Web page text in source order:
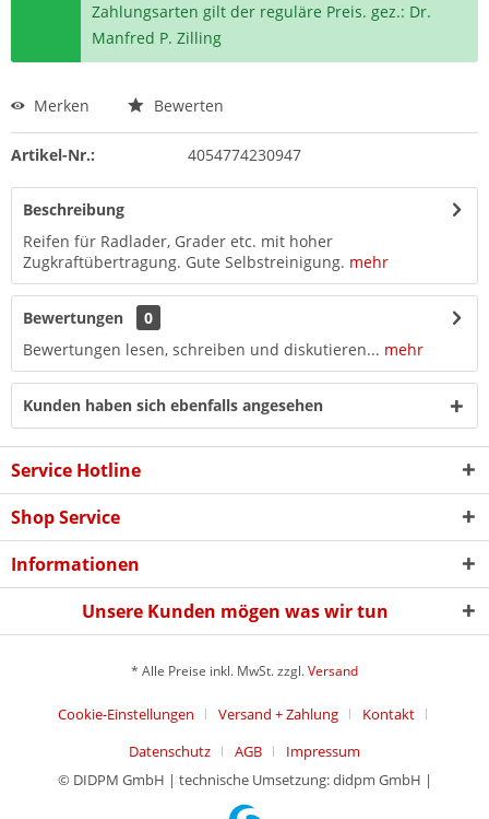
Zahlungsarten gilt der reguläre Preis. gez.: Dr.
Manfred P. Zilling
Merken Bewerten
Artikel-Nr.: 4054774230947
Beschreibung
Reifen für Radlader, Grader etc. mit hoher
Zugkraftübertragung. Gute Selbstreinigung. mehr
Bewertungen
0
Bewertungen lesen, schreiben und diskutieren... mehr
Kunden haben sich ebenfalls angesehen
Service Hotline
Shop Service
Informationen
Unsere Kunden mögen was wir tun
* Alle Preise inkl. MwSt. zzgl.Versand
Cookie-Einstellungen Versand + Zahlung
Kontakt
Datenschutz
AGB
Impressum
© DIDPM GmbH | technische Umsetzung: didpm GmbH |